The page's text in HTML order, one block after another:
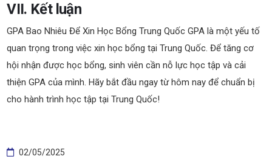
VII. Kết luận
GPA Bao Nhiêu Để Xin Học Bổng Trung Quốc GPA là một yếu tố
quan trọng trong việc xin học bổng tại Trung Quốc. Để tăng cơ
hội nhận được học bổng, sinh viên cần nỗ lực học tập và cải
thiện GPA của mình. Hãy bắt đầu ngay từ hôm nay để chuẩn bị
cho hành trình học tập tại Trung Quốc!
02/05/2025